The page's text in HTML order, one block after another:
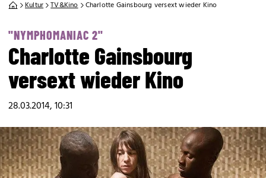
Kultur TV&Kino Charlotte Gainsbourg versext wieder Kino
"NYMPHOMANIAC 2"
Charlotte Gainsbourg
versext wieder Kino
28.03.2014, 10:31